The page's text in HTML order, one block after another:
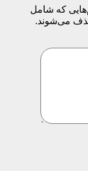
که شامل
حذف می‌شوند.